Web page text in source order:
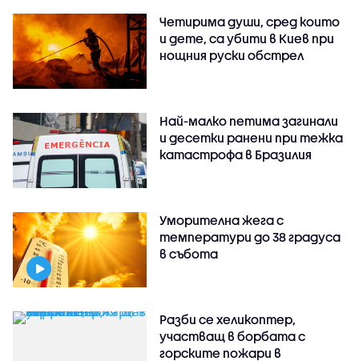
Четирима души, сред които
и дете, са убити в Киев при
нощния руски обстрел
Най-малко петима загинали
и десетки ранени при тежка
катастрофа в Бразилия
Уморителна жега с
температури до 38 градуса
в събота
Разби се хеликоптер,
участващ в борбата с
горските пожари в